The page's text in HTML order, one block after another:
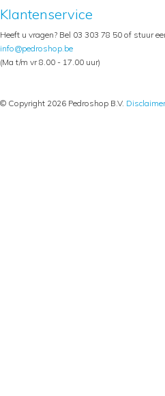
Klantenservice
Heeft u vragen? Bel 03 303 78 50 of stuur
info@pedroshop.be
(Ma t/m vr 8.00 - 17.00 uur)
© Copyright 2026 Pedroshop B.V. Disclaimer